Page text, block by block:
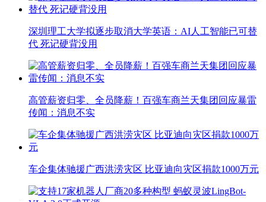
深圳理工大学拟逐步取消大学英语：AI人工智能已可替
代 死记硬背没用
高管薪资归零、全员降薪！百强车商兰天集团回应暴雷
传闻：消息不实
车企集体驰援广西洪涝灾区 比亚迪向灾区捐款1000万元